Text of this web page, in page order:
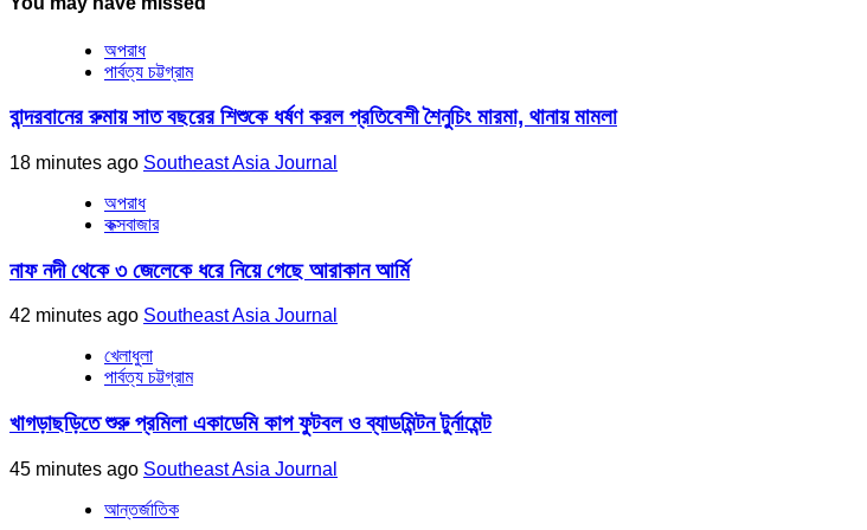
অপরাধ
পার্বত্য চট্টগ্রাম
বান্দরবানের রুমায় সাত বছরের শিশুকে ধর্ষণ করল প্রতিবেশী শৈনুচিং মারমা, থানায় মামলা
18 minutes ago Southeast Asia Journal
অপরাধ
কক্সবাজার
নাফ নদী থেকে ৩ জেলেকে ধরে নিয়ে গেছে আরাকান আর্মি
42 minutes ago Southeast Asia Journal
খেলাধুলা
পার্বত্য চট্টগ্রাম
খাগড়াছড়িতে শুরু প্রমিলা একাডেমি কাপ ফুটবল ও ব্যাডমিন্টন টুর্নামেন্ট
45 minutes ago Southeast Asia Journal
আন্তর্জাতিক